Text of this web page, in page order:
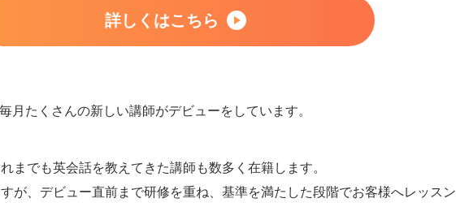
詳しくはこちら
月たくさんの新しい講師がデビューをしています。
までも英会話を教えてきた講師も数多く在籍します。
が、デビュー直前まで研修を重ね、基準を満たした段階でお客様へレッスン